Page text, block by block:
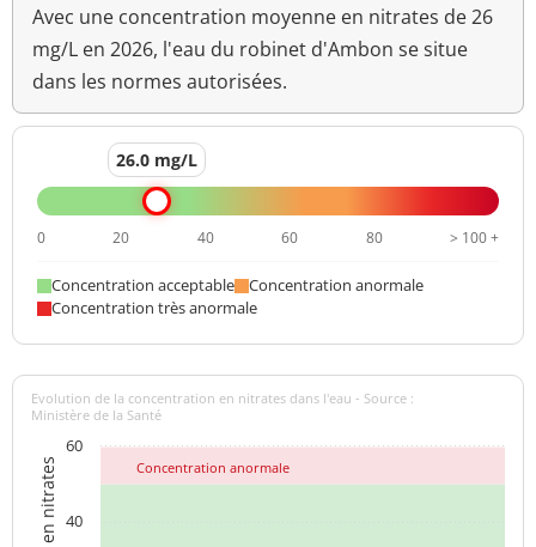
Avec une concentration moyenne en nitrates de 26
mg/L en 2026, l'eau du robinet d'Ambon se situe
dans les normes autorisées.
26.0 mg/L
0 20 40 60 80 > 100 +
Concentration acceptable
Concentration anormale
Concentration très anormale
Concentration anormale
Evolution de la concentration en nitrates dans l'eau - Source :
Ministère de la Santé
40
60